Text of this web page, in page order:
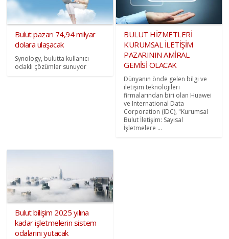
Bulut pazarı 74,94 milyar
dolara ulaşacak
Synology, bulutta kullanıcı
odaklı çözümler sunuyor
BULUT HİZMETLERİ
KURUMSAL İLETİŞİM
PAZARININ AMİRAL
GEMİSİ OLACAK
Dünyanın önde gelen bilgi ve
iletişim teknolojileri
firmalarından biri olan Huawei
ve International Data
Corporation (IDC), "Kurumsal
Bulut İletişim: Sayısal
İşletmelere ...
Bulut bilişim 2025 yılına
kadar işletmelerin sistem
odalarını yutacak